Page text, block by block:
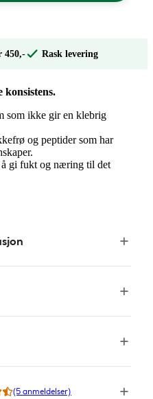
450,- Rask levering
konsistens.
som ikke gir en klebrig
og peptider som har
gi fukt og næring til det
(5 anmeldelser)